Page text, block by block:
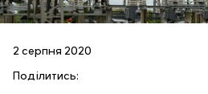
2 серпня 2020
Поділитись: